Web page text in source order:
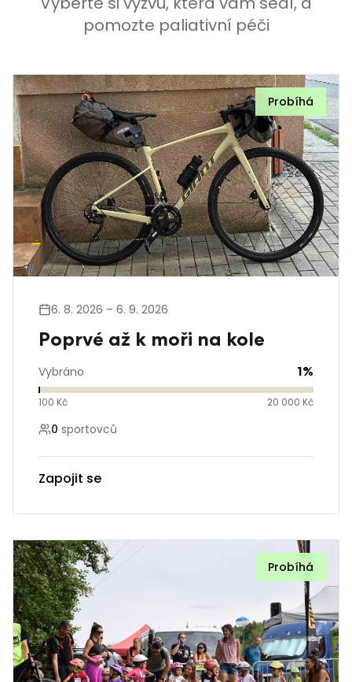
pomozte paliativní péči
Probíhá
6. 8. 2026 – 6. 9. 2026
Poprvé až k moři na kole
Vybráno 1%
100 Kč 20 000 Kč
0 sportovců
Zapojit se
Probíhá